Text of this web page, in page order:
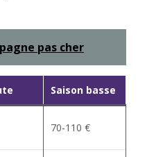
pas cher
Saison basse
70-110 €